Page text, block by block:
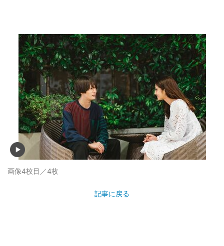
画像4枚目／4枚
記事に戻る